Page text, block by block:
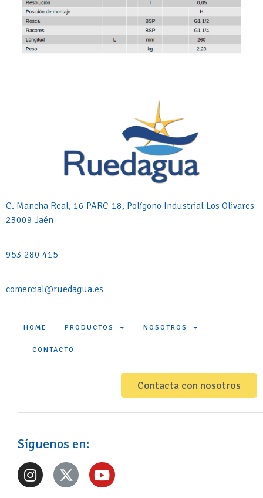
C. Mancha Real, 16 PARC-18, Polígono Industrial Los Olivares
23009 Jaén
953 280 415
comercial@ruedagua.es
HOME PRODUCTOS NOSOTROS
CONTACTO
Contacta con nosotros
Síguenos en: